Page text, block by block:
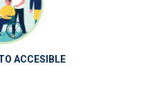
ACCESIBLE